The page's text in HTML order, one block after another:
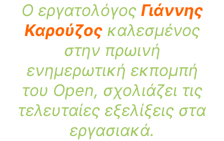
Ο εργατολόγος Γιάννης
Καρούζοςκαλεσμένος
στην πρωινή
ενημερωτική εκπομπή
του Open, σχολιάζει τις
τελευταίες εξελίξεις στα
εργασιακά.